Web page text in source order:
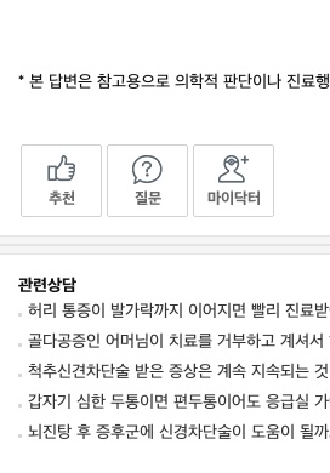
* 본 답변은 참고용으로 의학적 판단이나 진료
추천 질문 마이닥터
관련상담
허리 통증이 발가락까지 이어지면 빨리 진료
골다공증인 어머님이 치료를 거부하고 계셔
척추신견차단술 받은 증상은 계속 지속되는
갑자기 심한 두통이면 편두통이어도 응급실
뇌진탕 후 증후군에 신경차단술이 도움이 될